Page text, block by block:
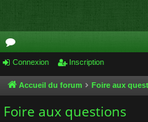
or
u
m
Connexion Inscription
Accueil du forum Foire aux
Foire aux questions